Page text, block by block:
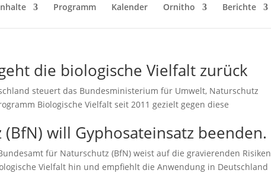
Programm Kalender Ornitho Berichte
die biologische Vielfalt zurück
steuert das Bundesministerium für Umwelt, Naturschutz
Biologische Vielfalt seit 2011 gezielt gegen diese
will Gyphosateinsatz beenden.
für Naturschutz (BfN) weist auf die gravierenden Risiken
Vielfalt hin und empfiehlt die Anwendung in Deutschland